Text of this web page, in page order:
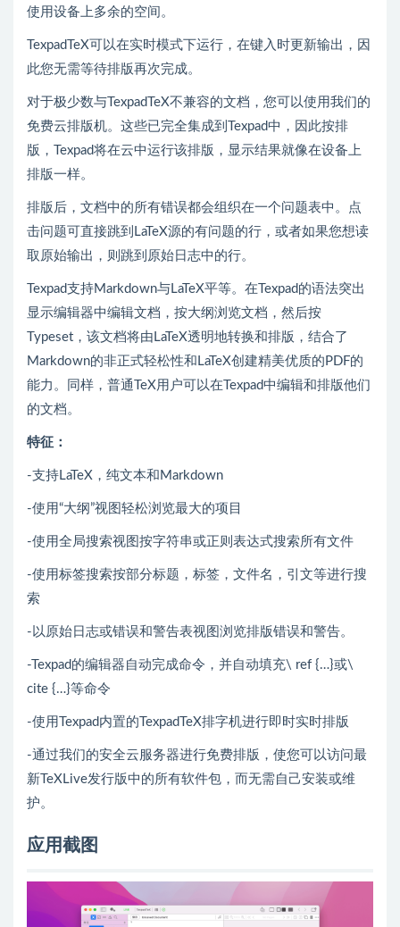
使用设备上多余的空间。
TexpadTeX可以在实时模式下运行，在键入时更新输出，因
此您无需等待排版再次完成。
对于极少数与TexpadTeX不兼容的文档，您可以使用我们的
免费云排版机。这些已完全集成到Texpad中，因此按排
版，Texpad将在云中运行该排版，显示结果就像在设备上
排版一样。
排版后，文档中的所有错误都会组织在一个问题表中。点
击问题可直接跳到LaTeX源的有问题的行，或者如果您想读
取原始输出，则跳到原始日志中的行。
Texpad支持Markdown与LaTeX平等。在Texpad的语法突出
显示编辑器中编辑文档，按大纲浏览文档，然后按
Typeset，该文档将由LaTeX透明地转换和排版，结合了
Markdown的非正式轻松性和LaTeX创建精美优质的PDF的
能力。同样，普通TeX用户可以在Texpad中编辑和排版他们
的文档。
特征：
-支持LaTeX，纯文本和Markdown
-使用“大纲”视图轻松浏览最大的项目
-使用全局搜索视图按字符串或正则表达式搜索所有文件
-使用标签搜索按部分标题，标签，文件名，引文等进行搜
索
-以原始日志或错误和警告表视图浏览排版错误和警告。
-Texpad的编辑器自动完成命令，并自动填充\ ref {…}或\
cite {…}等命令
-使用Texpad内置的TexpadTeX排字机进行即时实时排版
-通过我们的安全云服务器进行免费排版，使您可以访问最
新TeXLive发行版中的所有软件包，而无需自己安装或维
护。
应用截图